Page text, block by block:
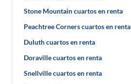
Stone Mountain cuartos en renta
Peachtree Corners cuartos en renta
Duluth cuartos en renta
Doraville cuartos en renta
Snellville cuartos en renta